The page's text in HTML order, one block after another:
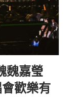
魏嘉瑩
歡樂有